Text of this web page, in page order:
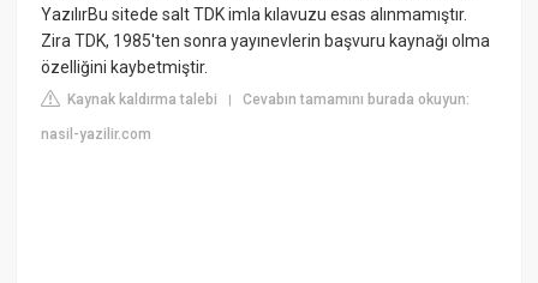
YazılırBu sitede salt TDK imla kılavuzu esas alınmamıştır.
Zira TDK, 1985'ten sonra yayınevlerin başvuru kaynağı olma
özelliğini kaybetmiştir.
Kaynak kaldırma talebi |Cevabın tamamını burada okuyun:
nasil-yazilir.com